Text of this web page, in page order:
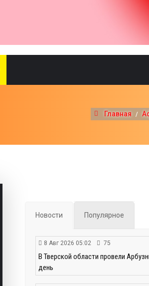
Главная
Новости Популярное
8 Авг 2026 05:02 75
В Тверской области провели
день